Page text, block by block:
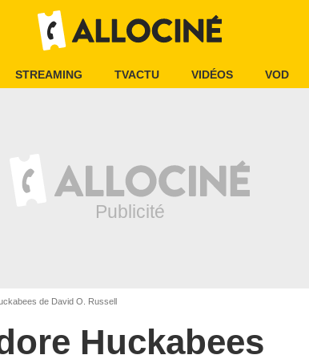
STREAMING TVACTU VIDÉOS VOD
de David O. Russell
Huckabees